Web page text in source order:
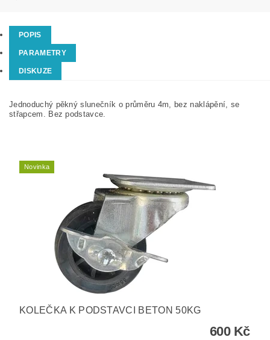
POPIS
PARAMETRY
DISKUZE
Jednoduchý pěkný slunečník o průměru 4m, bez naklápění, se
střapcem. Bez podstavce.
Novinka
KOLEČKA K PODSTAVCI BETON 50KG
600 Kč